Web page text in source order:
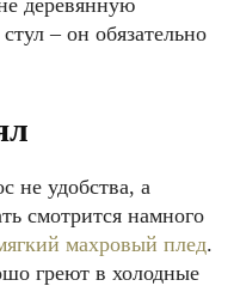
деревянную
– он обязательно
не удобства, а
смотрится намного
махровый плед.
греют в холодные